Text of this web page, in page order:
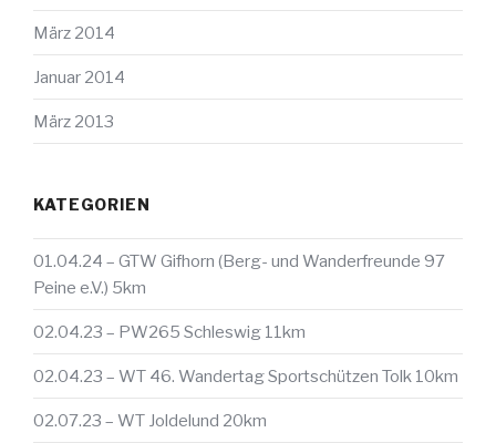
März 2014
Januar 2014
März 2013
KATEGORIEN
01.04.24 – GTW Gifhorn (Berg- und Wanderfreunde 97
Peine e.V.) 5km
02.04.23 – PW265 Schleswig 11km
02.04.23 – WT 46. Wandertag Sportschützen Tolk 10km
02.07.23 – WT Joldelund 20km